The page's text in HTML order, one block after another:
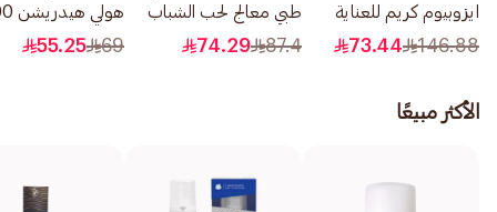
ايزوبيوم كريم للعناية
بالبشرة الجافة 40مل
146.88
73.44
طبي معالج لحب الشباب
87.4
74.29
هولي هيدريشن 100جرام
69
55.25
الأكثر مبيعًا